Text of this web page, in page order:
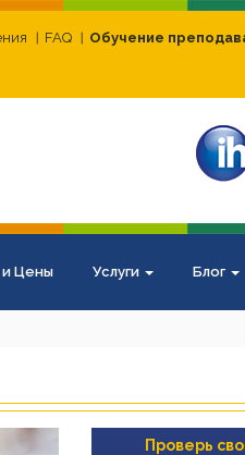
FAQ Обучение
Цены Услуги Блог
Проверь